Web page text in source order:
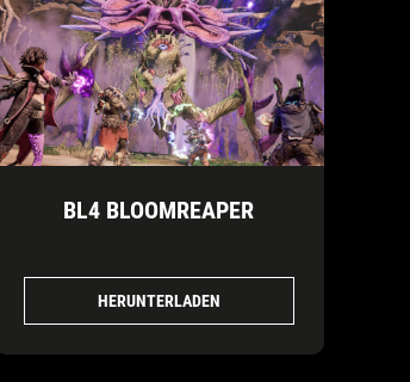
BL4 BLOOMREAPER
HERUNTERLADEN